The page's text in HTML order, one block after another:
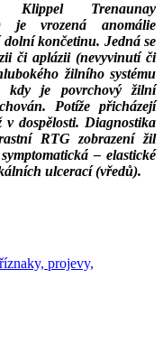
Klippel Trenaunay
je vrozená anomálie
končetinu. Jedná se
či aplázii (nevyvinutí či
žilního systému
kdy je povrchový žilní
Potíže přicházejí
v dospělosti. Diagnostika
RTG zobrazení žil
– elastické
ulcerací (vředů).
projevy,